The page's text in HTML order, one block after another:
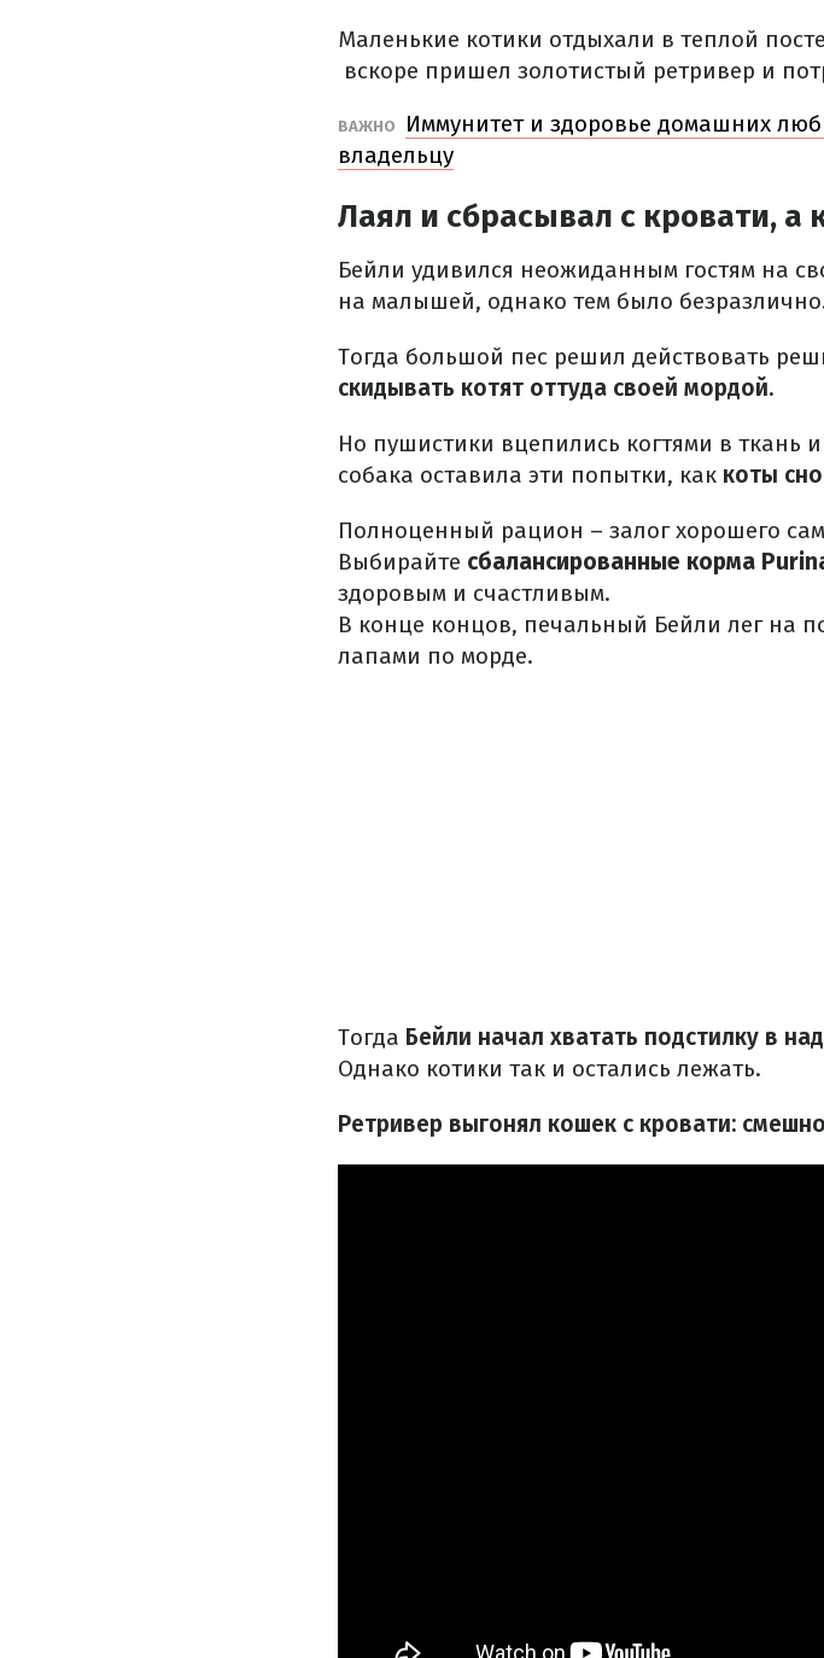
Маленькие котики отдыхали в теплой
вскоре пришел золотистый ретривер и
ВАЖНО
Иммунитет и здоровье домашних
владельцу
Лаял и сбрасывал с кровати, а
Бейли удивился неожиданным гостям на
на малышей, однако тем было
Тогда большой пес решил действовать
скидывать котят оттуда своей мордой.
Но пушистики вцепились когтями в ткань
собака оставила эти попытки, как коты
Полноценный рацион – залог хорошего
Выбирайте сбалансированные корма
здоровым и счастливым.
В конце концов, печальный Бейли лег на
лапами по морде.
Тогда Бейли начал хватать подстилку в
Однако котики так и остались лежать.
Ретривер выгонял кошек с кровати: